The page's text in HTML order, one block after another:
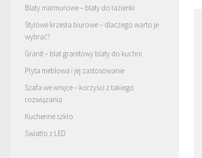
Blaty marmurowe – blaty do łazienki
Stylowe krzesła biurowe – dlaczego warto je
wybrać?
Granit – blat granitowy:blaty do kuchni
Płyta meblowa i jej zastosowanie
Szafa we wnęce – korzyści z takiego
rozwiązania
Kuchenne szkło
Światło z LED